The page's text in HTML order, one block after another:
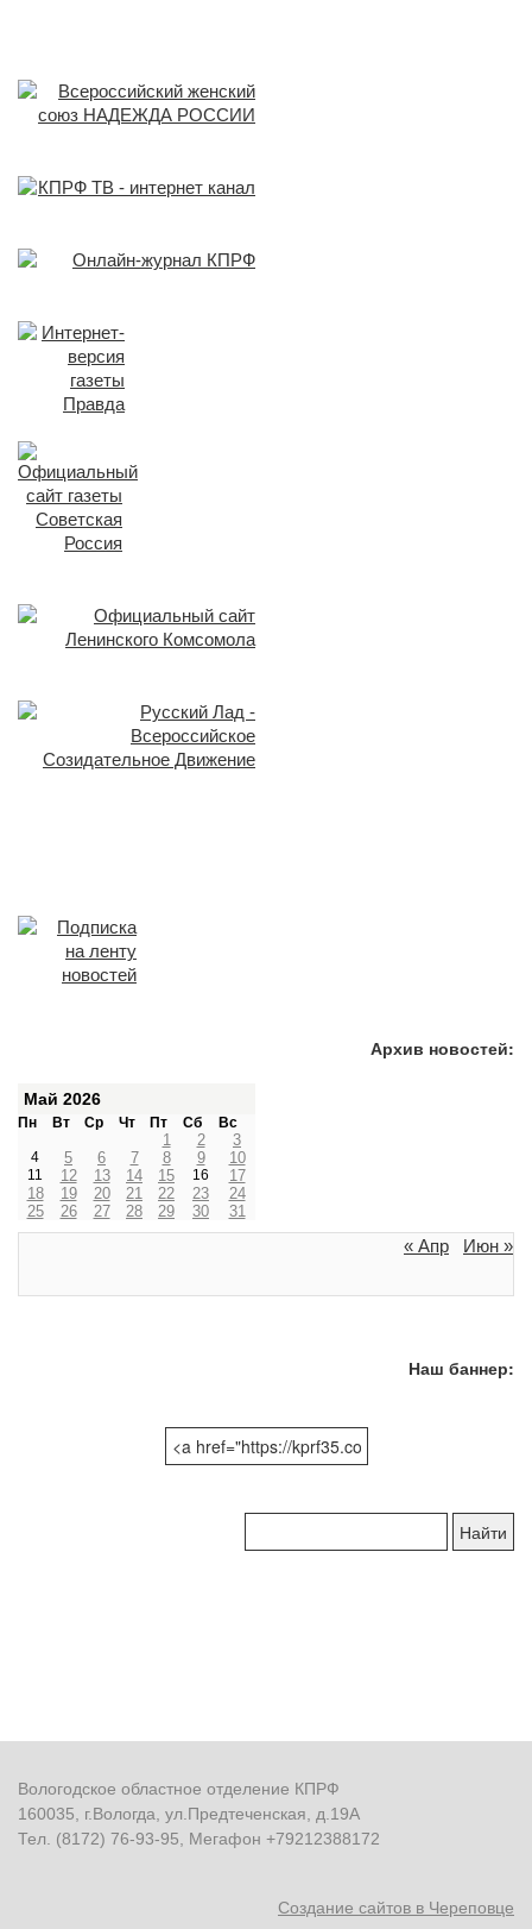
Архив новостей:
Май 2026
Пн Вт Ср Чт Пт Сб Вс
1 2 3
4 5 6 7 8 9 10
11 12 13 14 15 16
17
18
19 20 21 22 23
24
25
26 27 28 29 30 31
« Апр Июн »
Наш баннер:
по
Вологодское областное отделение КПРФ
160035, г.Вологда, ул.Предтеченская, д.19А
Тел. (8172) 76-93-95, Мегафон +79212388172
Создание сайтов в Череповце